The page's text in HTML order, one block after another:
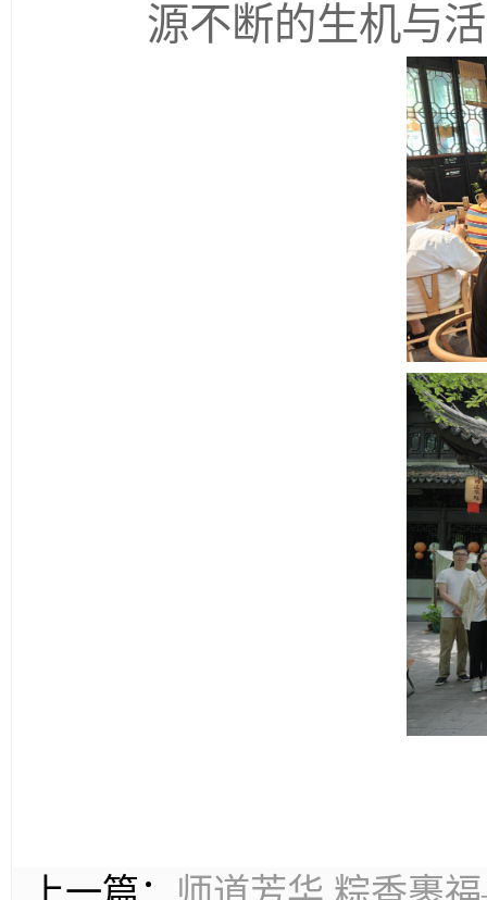
源不断的生机与